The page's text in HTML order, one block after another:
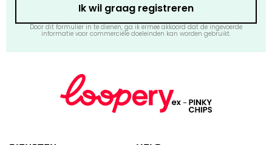
Ik wil graag registreren
Door dit formulier in te dienen, ga ik ermee akkoord dat de ingevoerde
informatie voor commerciële doeleinden kan worden gebruikt.